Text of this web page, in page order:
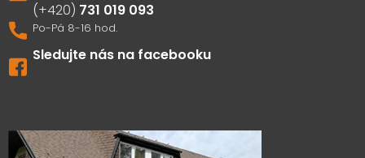
731 019 093
Sledujte nás na facebooku